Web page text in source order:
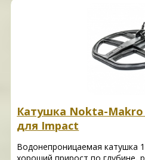
Катушка Nokta-Makro
для Impact
Водонепроницаемая катушка